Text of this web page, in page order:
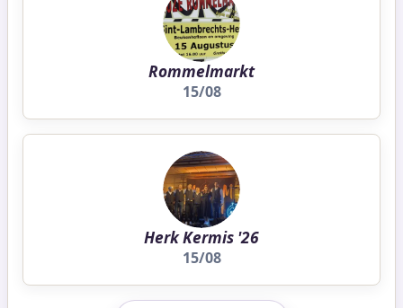
Rommelmarkt
15/08
Herk Kermis '26
15/08